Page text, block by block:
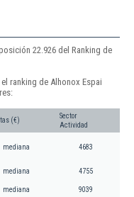
22.926 del Ranking de
ranking de Alhonox Espai
(€)
Sector
Actividad
mediana 4683
mediana 4755
mediana 9039